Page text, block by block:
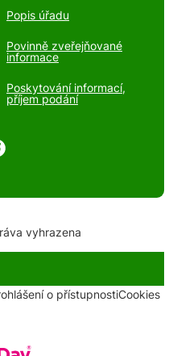
Popis úřadu
Povinně zveřejňované
informace
Poskytování informací,
příjem podání
vyhrazena
o přístupnostiCookies